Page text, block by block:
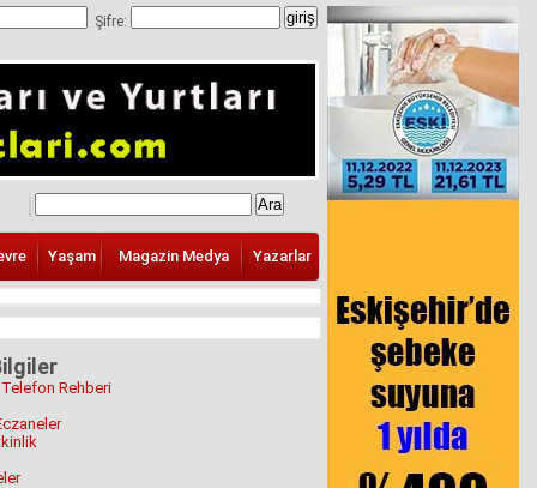
Şifre:
Yaşam Magazin Medya Yazarlar
Rehberi